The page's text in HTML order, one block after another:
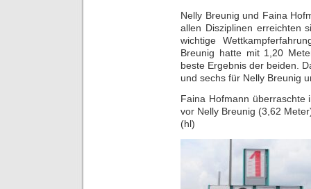
Nelly Breunig und Faina
allen Disziplinen erreichten
wichtige
Breunig hatte mit 1,20
beste Ergebnis der beiden.
und sechs für Nelly Breunig
Faina Hofmann
vor Nelly Breunig (3,62
(hl)